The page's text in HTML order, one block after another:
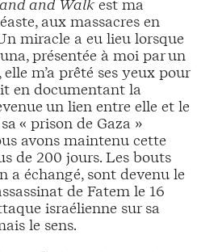
and Walk est ma
aux massacres en
miracle a eu lieu lorsque
présentée à moi par un
m’a prêté ses yeux pour
en documentant la
un lien entre elle et le
« prison de Gaza »
avons maintenu cette
de 200 jours. Les bouts
a échangé, sont devenu le
de Fatem le 16
israélienne sur sa
le sens.